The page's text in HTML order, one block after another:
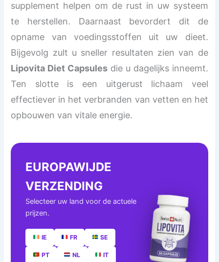
supplement helpen om de rust in uw systeem
te herstellen. Daarnaast bevordert dit de
opname van voedingsstoffen uit uw dieet.
Bijgevolg zult u sneller resultaten zien van de
Lipovita Diet Capsules die u dagelijks inneemt.
Ten slotte is een uitgerust lichaam veel
effectiever in het verbranden van vetten en het
opbouwen van vitale energie.
EUROPAWIJDE
VERZENDING
Selecteer uw land voor de actuele
prijzen.
IE FR SE
PT NL IT